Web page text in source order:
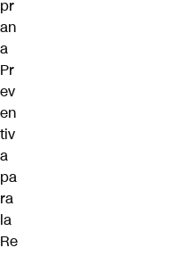
pr
an
a
Pr
ev
en
tiv
a
pa
ra
la
Re